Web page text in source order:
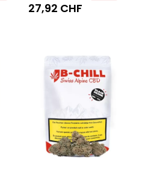
27,92 CHF